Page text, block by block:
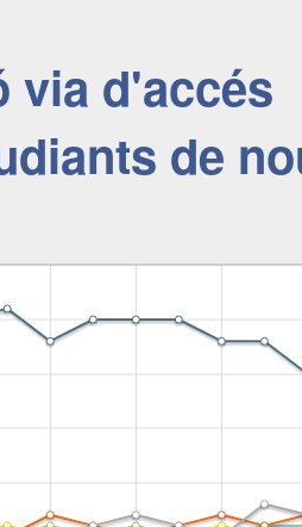
via d'accés
de